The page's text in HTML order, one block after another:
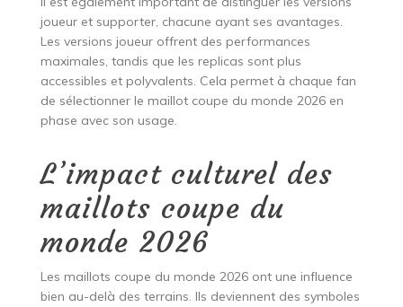
joueur et supporter, chacune ayant ses avantages.
Les versions joueur offrent des performances
maximales, tandis que les replicas sont plus
accessibles et polyvalents. Cela permet à chaque fan
de sélectionner le maillot coupe du monde 2026 en
phase avec son usage.
L’impact culturel des
maillots coupe du
monde 2026
Les maillots coupe du monde 2026 ont une influence
bien au-delà des terrains. Ils deviennent des symboles